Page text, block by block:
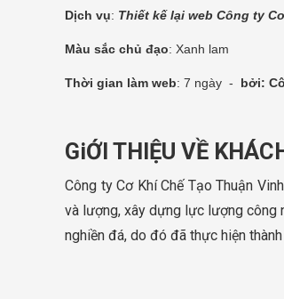
Dịch vụ: Thiết kế lại web Công ty
Màu sắc chủ đạo: Xanh lam
Thời gian làm web: 7 ngày - bởi:
GiỚI THIỆU VỀ
Công ty Cơ Khí Chế Tạo Thuận
và lượng, xây dựng lực lượng công
nghiền đá, do đó đã thực hiện